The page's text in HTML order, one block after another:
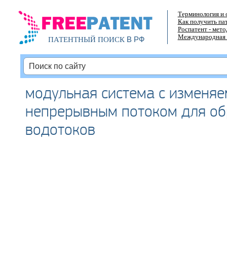
ПАТЕНТНЫЙ ПОИСКВ РФ
Терминология и
Как получить
Роспатент -
Международная
модульная система с
непрерывным потоком для
водотоков